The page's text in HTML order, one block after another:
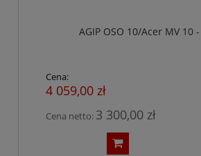
AGIP OSO 10/Acer MV 10
Cena:
4 059,00 zł
Cena netto: 3 300,00 zł